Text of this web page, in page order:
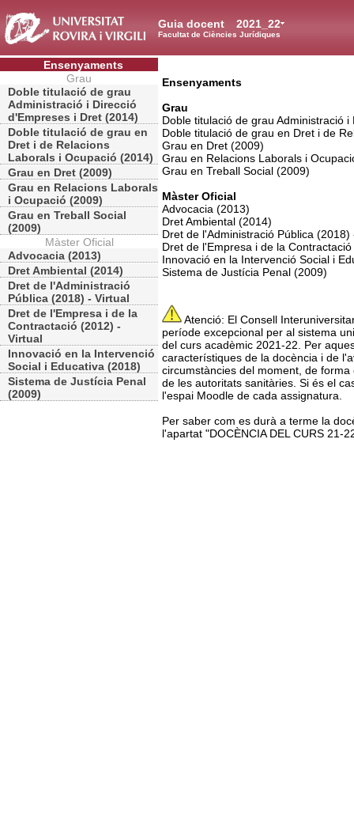
2021_22
Guia docent
Facultat de Ciències Jurídiques
Ensenyaments
Grau
Doble titulació de grau
Administració i Direcció
d'Empreses i Dret (2014)
Doble titulació de grau en
Dret i de Relacions
Laborals i Ocupació (2014)
Grau en Dret (2009)
Grau en Relacions Laborals
i Ocupació (2009)
Grau en Treball Social
(2009)
Màster Oficial
Advocacia (2013)
Dret Ambiental (2014)
Dret de l'Administració
Pública (2018) - Virtual
Dret de l'Empresa i de la
Contractació (2012) -
Virtual
Innovació en la Intervenció
Social i Educativa (2018)
Sistema de Justícia Penal
(2009)
Ensenyaments
Grau
Doble titulació de grau Administració
Doble titulació de grau en Dret i de
Grau en Dret (2009)
Grau en Relacions Laborals i
Grau en Treball Social (2009)
Màster Oficial
Advocacia (2013)
Dret Ambiental (2014)
Dret de l'Administració Pública (2018)
Dret de l'Empresa i de la
Innovació en la Intervenció Social i
Sistema de Justícia Penal (2009)
Atenció: El Consell
període excepcional per al sistema
del curs acadèmic 2021-22. Per
característiques de la docència i de
circumstàncies del moment, de
de les autoritats sanitàries. Si és el
l'espai Moodle de cada assignatura.
Per saber com es durà a terme la
l'apartat "DOCÈNCIA DEL CURS 21-